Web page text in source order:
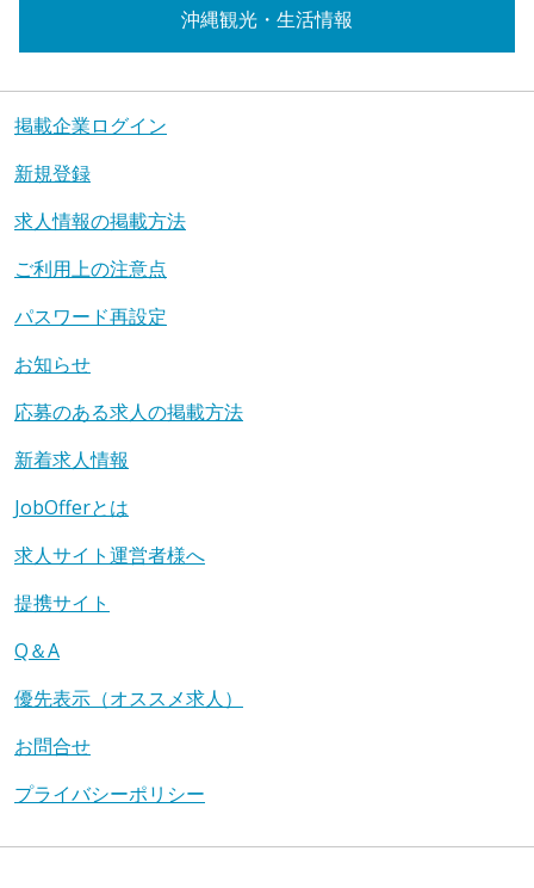
沖縄観光・生活情報
掲載企業ログイン
新規登録
求人情報の掲載方法
ご利用上の注意点
パスワード再設定
お知らせ
応募のある求人の掲載方法
新着求人情報
JobOfferとは
求人サイト運営者様へ
提携サイト
Q＆A
優先表示（オススメ求人）
お問合せ
プライバシーポリシー